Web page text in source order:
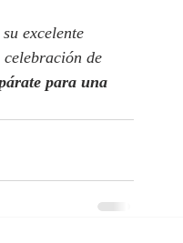
excelente
de
para una